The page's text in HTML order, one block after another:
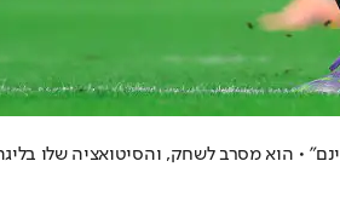
• הוא מסרב לשחק, והסיטואציה שלו